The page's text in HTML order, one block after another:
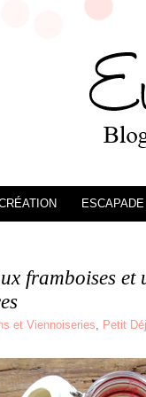
ESCAPADE
framboises et
et Viennoiseries, Petit